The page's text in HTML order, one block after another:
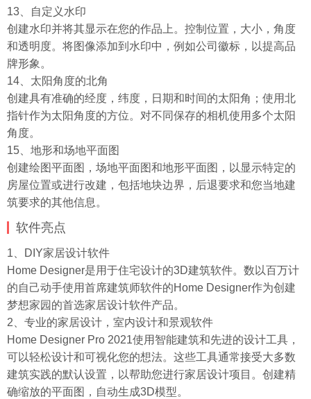
13、自定义水印
创建水印并将其显示在您的作品上。控制位置，大小，角度
和透明度。将图像添加到水印中，例如公司徽标，以提高品
牌形象。
14、太阳角度的北角
创建具有准确的经度，纬度，日期和时间的太阳角；使用北
指针作为太阳角度的方位。对不同保存的相机使用多个太阳
角度。
15、地形和场地平面图
创建绘图平面图，场地平面图和地形平面图，以显示特定的
房屋位置或进行改建，包括地块边界，后退要求和您当地建
筑要求的其他信息。
软件亮点
1、DIY家居设计软件
Home Designer是用于住宅设计的3D建筑软件。数以百万计
的自己动手使用首席建筑师软件的Home Designer作为创建
梦想家园的首选家居设计软件产品。
2、专业的家居设计，室内设计和景观软件
Home Designer Pro 2021使用智能建筑和先进的设计工具，
可以轻松设计和可视化您的想法。这些工具通常接受大多数
建筑实践的默认设置，以帮助您进行家居设计项目。创建精
确缩放的平面图，自动生成3D模型。